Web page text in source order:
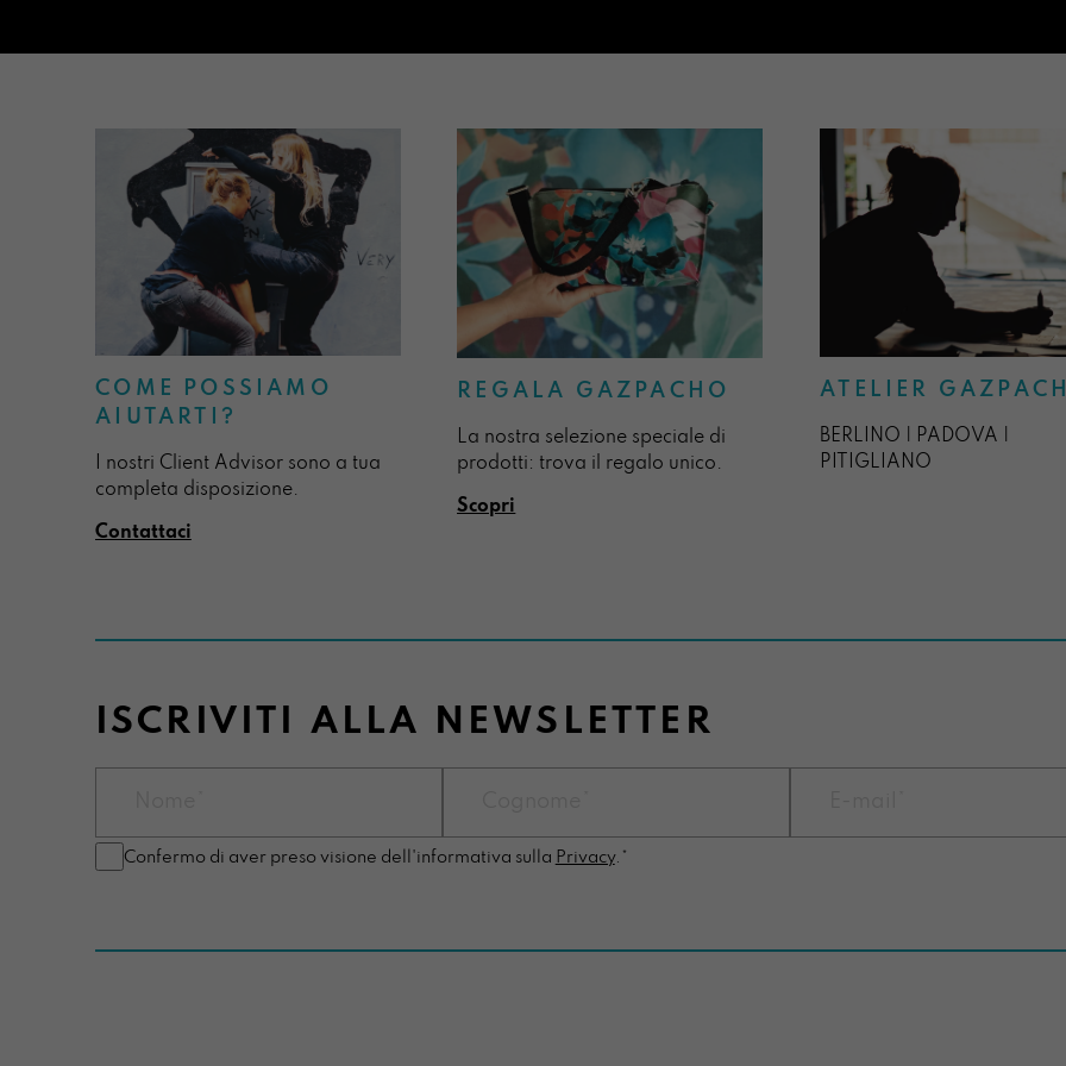
COME POSSIAMO
AIUTARTI?
I nostri Client Advisor sono a tua
completa disposizione.
Contattaci
REGALA GAZPACHO
La nostra selezione speciale di
prodotti: trova il regalo unico.
Scopri
ATELIER
BERLINO | PADOVA |
PITIGLIANO
ISCRIVITI ALLA NEWSLETTER
Confermo di aver preso visione dell'informativa sulla Privacy.*